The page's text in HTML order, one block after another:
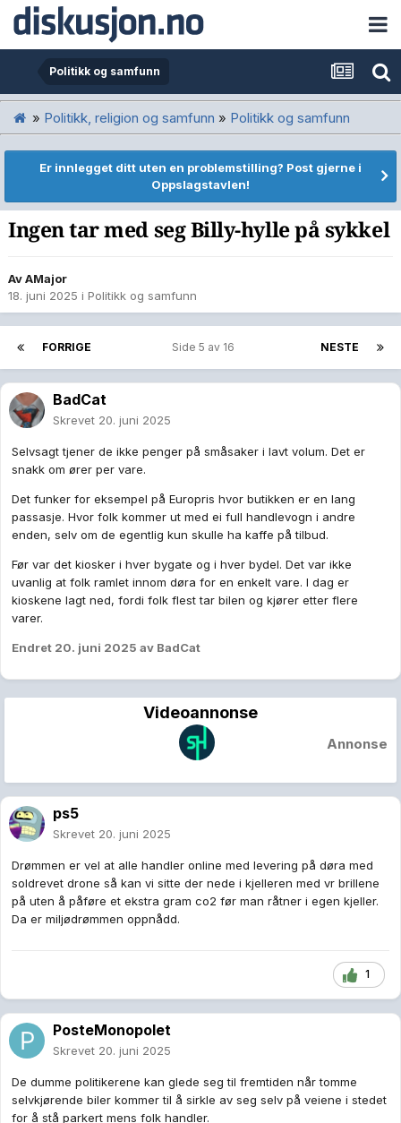
Politikk og samfunn
» Politikk, religion og samfunn » Politikk og samfunn
Er innlegget ditt uten en problemstilling? Post gjerne i
Oppslagstavlen!
Ingen tar med seg Billy-hylle på sykkel
AvAMajor
18. juni 2025 i Politikk og samfunn
FORRIGE NESTE
Side 5 av 16
BadCat
Skrevet 20. juni 2025
Selvsagt tjener de ikke penger på småsaker i lavt volum. Det er
snakk om ører per vare.
Det funker for eksempel på Europris hvor butikken er en lang
passasje. Hvor folk kommer ut med ei full handlevogn i andre
enden, selv om de egentlig kun skulle ha kaffe på tilbud.
Før var det kiosker i hver bygate og i hver bydel. Det var ikke
uvanlig at folk ramlet innom døra for en enkelt vare. I dag er
kioskene lagt ned, fordi folk flest tar bilen og kjører etter flere
varer.
Endret 20. juni 2025 av BadCat
Videoannonse
Annonse
ps5
Skrevet 20. juni 2025
Drømmen er vel at alle handler online med levering på døra med
soldrevet drone så kan vi sitte der nede i kjelleren med vr brillene
på uten å påføre et ekstra gram co2 før man råtner i egen kjeller.
Da er miljødrømmen oppnådd.
1
PosteMonopolet
Skrevet 20. juni 2025
De dumme politikerene kan glede seg til fremtiden når tomme
selvkjørende biler kommer til å sirkle av seg selv på veiene i stedet
for å stå parkert mens folk handler.